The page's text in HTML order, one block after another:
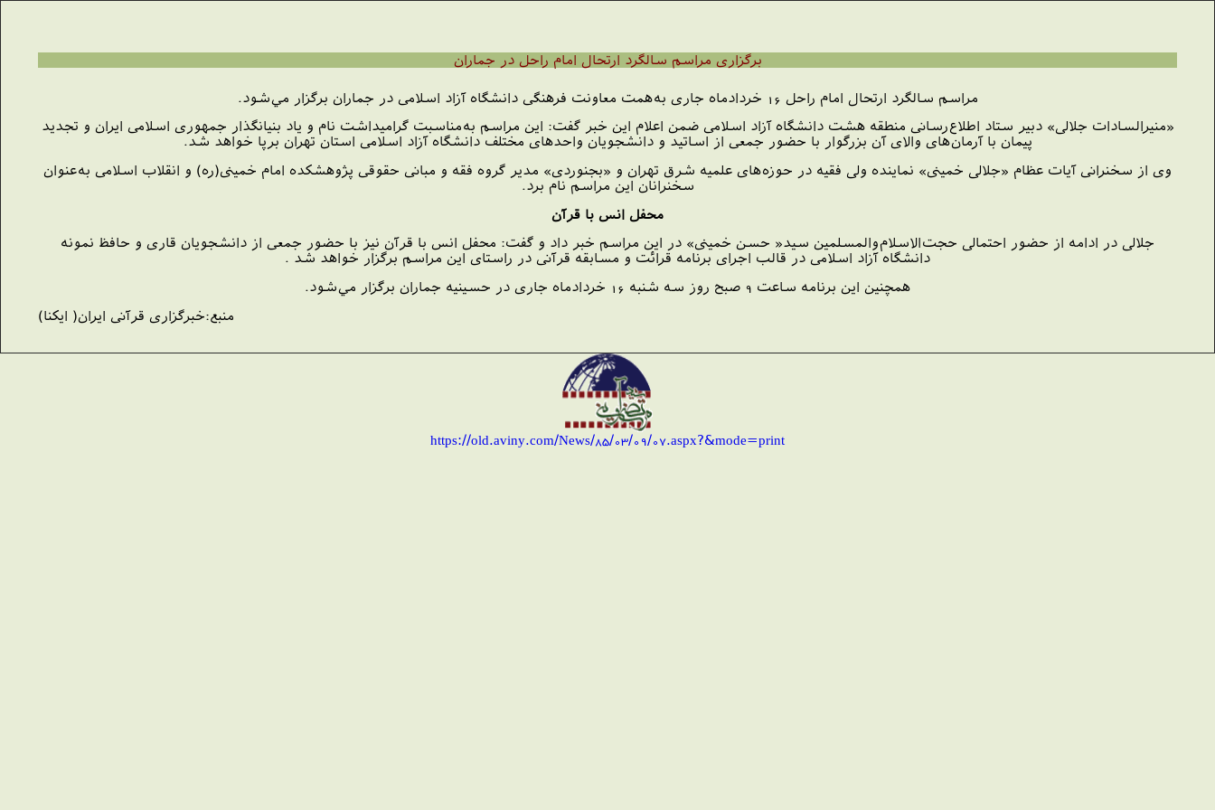
برگزاری مراسم سالگرد ارتحال امام راحل در جماران
مراسم سالگرد ارتحال امام راحل 16 خردادماه جاری به‌همت معاونت فرهنگی دانشگاه آزاد اسلامی در جماران برگزار مي‌شود.
«منيرالسادات جلالی» دبير ستاد اطلاع‌رسانی منطقه هشت دانشگاه آزاد اسلامی ضمن اعلام اين خبر گفت:‌ اين مراسم به‌مناسبت گراميداشت نام و ياد بنيانگذار جمهوری اسلامی ايران و تجديد
پيمان با آرمان‌های والای آن بزرگوار با حضور جمعی از اساتيد و دانشجويان واحدهای مختلف دانشگاه آزاد اسلامی استان تهران برپا خواهد شد.
وی از سخنرانی آيات عظام «جلالی خمينی» نماينده ولی فقيه در حوزه‌های علميه شرق تهران و «بجنوردی» مدير گروه فقه و مبانی حقوقی پژوهشكده امام خمينی(ره) و انقلاب اسلامی به‌عنوان
سخنرانان اين مراسم نام برد.
محفل انس با قرآن
جلالی در ادامه از حضور احتمالی حجت‌الاسلام‌والمسلمين سيد« حسن خمينی» در اين مراسم خبر داد و گفت: محفل انس با قرآن نيز با حضور جمعی از دانشجويان قاری و حافظ نمونه
دانشگاه آزاد اسلامی در قالب اجرای برنامه قرائت و مسابقه قرآنی در راستای اين مراسم برگزار خواهد شد .
همچنين اين برنامه ساعت 9 صبح روز سه شنبه 16 خردادماه جاری در حسينيه جماران برگزار مي‌شود.
منبع:خبرگزاری قرآنی ايران( ايكنا)
https://old.aviny.com/News/85/03/09/07.aspx?&mode=print